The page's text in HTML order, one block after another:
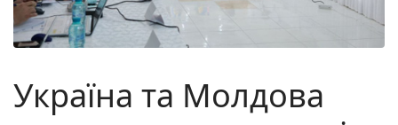
Україна та Молдова